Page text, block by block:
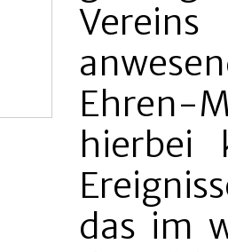
Ehren-
hierbei
das im